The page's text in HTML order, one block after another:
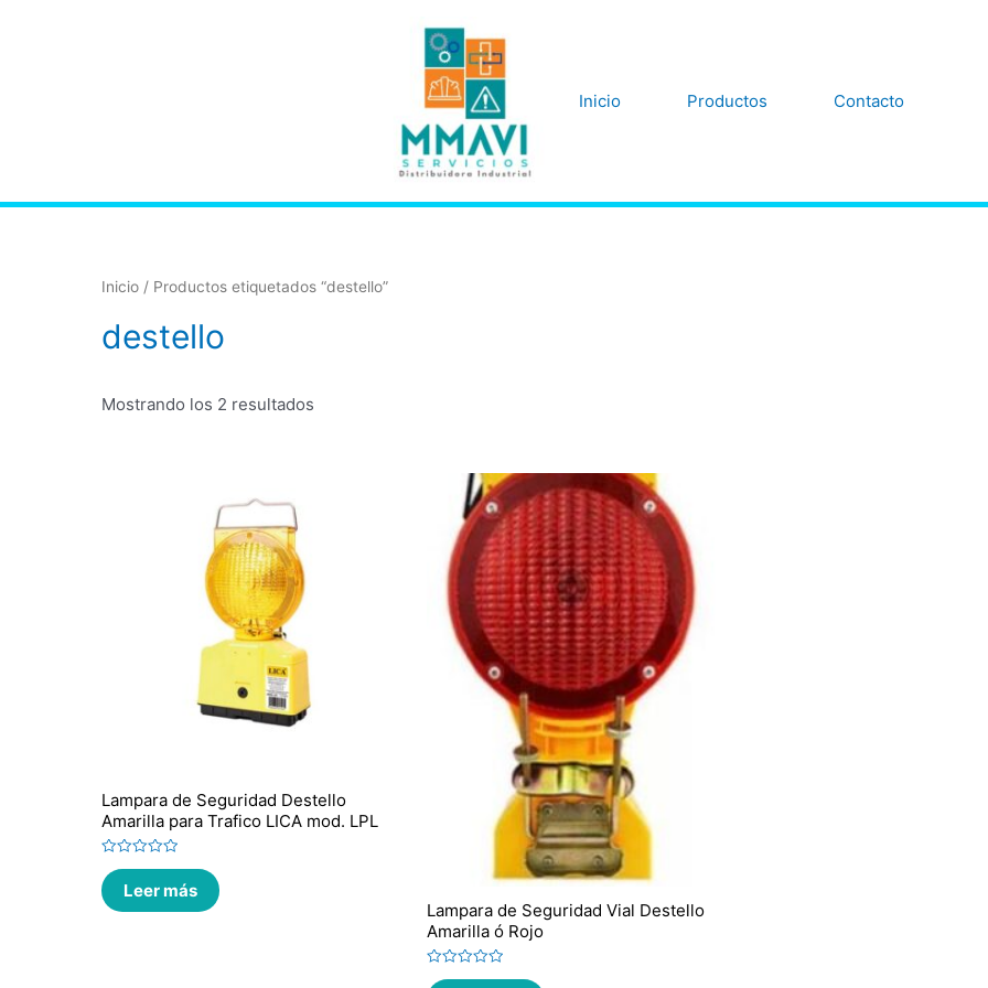
Inicio Productos Contacto
Inicio / Productos etiquetados “destello”
destello
Mostrando los 2 resultados
Lampara de Seguridad Destello
Amarilla para Trafico LICA mod. LPL
Valorado
en
0
de
Leer más
Lampara de Seguridad Vial Destello
Amarilla ó Rojo
Valorado